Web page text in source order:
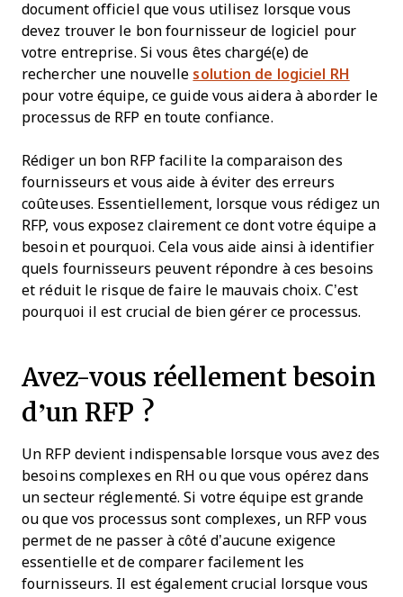
document officiel que vous utilisez lorsque vous
devez trouver le bon fournisseur de logiciel pour
votre entreprise. Si vous êtes chargé(e) de
rechercher une nouvelle solution de logiciel RH
pour votre équipe, ce guide vous aidera à aborder le
processus de RFP en toute confiance.
Rédiger un bon RFP facilite la comparaison des
fournisseurs et vous aide à éviter des erreurs
coûteuses. Essentiellement, lorsque vous rédigez un
RFP, vous exposez clairement ce dont votre équipe a
besoin et pourquoi. Cela vous aide ainsi à identifier
quels fournisseurs peuvent répondre à ces besoins
et réduit le risque de faire le mauvais choix. C’est
pourquoi il est crucial de bien gérer ce processus.
Avez-vous réellement besoin
d’un RFP ?
Un RFP devient indispensable lorsque vous avez des
besoins complexes en RH ou que vous opérez dans
un secteur réglementé. Si votre équipe est grande
ou que vos processus sont complexes, un RFP vous
permet de ne passer à côté d’aucune exigence
essentielle et de comparer facilement les
fournisseurs. Il est également crucial lorsque vous